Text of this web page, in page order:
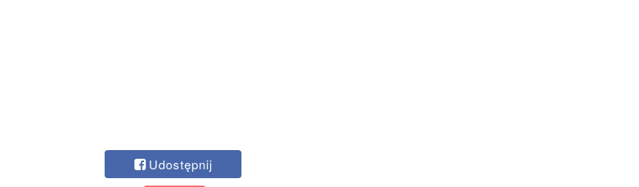
Udostępnij